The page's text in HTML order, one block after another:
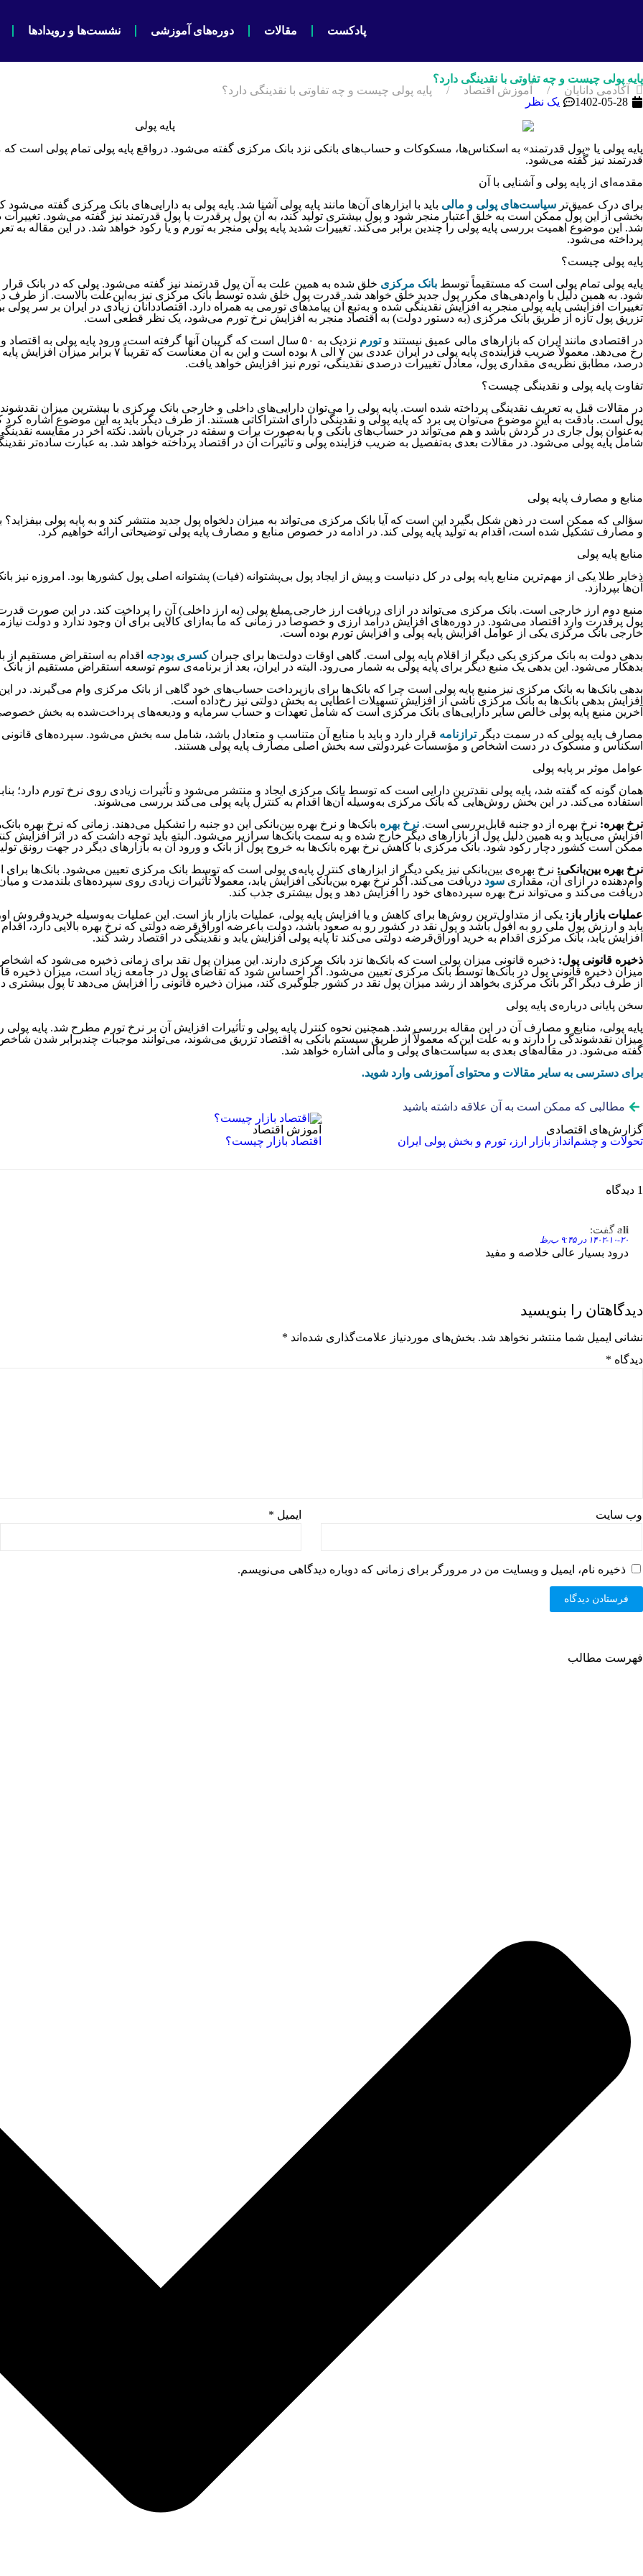
پادکست مقالات دوره‌های آموزشی نشست‌ها و رویدادها
پایه پولی چیست و چه تفاوتی با نقدینگی دارد؟
آکادمی دانایان آموزش اقتصاد
پایه پولی چیست و چه تفاوتی با نقدینگی دارد؟
1402-05-28
یک نظر
پایه پولی یا «پول قدرتمند» به اسکناس‌ها، مسکوکات و حساب‌های بانکی نزد بانک مرکزی گفته می‌شود. درواقع پایه پولی تمام پولی
قدرتمند نیز گفته می‌شود.
مقدمه‌‌‌‌‌‌ای از پایه پولی و آشنایی با آن
برای درک عمیق‌تر سیاست‌های پولی و مالی باید با ابزارهای آن‌ها مانند پایه پولی آشنا شد. پایه پولی به دارایی‌های بانک مرکزی گفته
بخشی از این پول ممکن است به خلق اعتبار منجر شود و پول بیشتری تولید کند، به آن پول پرقدرت یا پول قدرتمند نیز گفته می‌شود. تغییرات
شد. این موضوع اهمیت بررسی پایه پولی را چندین برابر می‌کند. تغییرات شدید پایه پولی منجر به تورم و یا رکود خواهد شد. در این مقاله
پرداخته می‌شود.
پایه پولی چیست؟
پایه پولی تمام پولی است که مستقیماً توسط بانک مرکزی خلق شده به همین علت به آن پول قدرتمند نیز گفته می‌شود. پولی که در بانک قرار
شود. به همین دلیل با وام‌‌‌‌‌‌دهی‌‌‌‌‌‌های مکرر پول جدید خلق خواهد شد. قدرت پول خلق شده توسط بانک مرکزی نیز به‌این‌علت بالاست. از طرف
تغییرات افزایشی پایه پولی منجر به افزایش نقدینگی شده و به‌تبع آن پیامدهای تورمی به همراه دارد. اقتصاددانان زیادی در ایران بر سر
تزریق پول تازه از طریق بانک مرکزی (به دستور دولت) به اقتصاد منجر به افزایش نرخ تورم می‌شود، یک نظر قطعی است.
در اقتصادی مانند ایران که بازارهای مالی عمیق نیستند وتورم
نزدیک به ۵۰ سال است که گریبان آنها گرفته است، ورود پایه پولی به
رخ می‌دهد. معمولاً ضریب فزاینده‌‌‌‌‌‌ی پایه پولی در
درصد، مطابق نظریه‌‌‌‌‌‌ی مقداری پول، معادل تغییرات درصدی نقدینگی، تورم نیز افزایش خواهد یافت.
تفاوت پایه پولی و نقدینگی چیست؟
در مقالات قبل به تعریف نقدینگی پرداخته شده است. پایه پولی را می‌توان دارایی‌های داخلی و خارجی بانک مرکزی با بیشترین میزان
پول است. بادقت به این موضوع می‌توان پی برد که پایه پولی و نقدینگی دارای اشتراکاتی هستند. از طرف دیگر باید به این موضوع اشاره کرد
به‌عنوان پول جاری در گردش باشد و هم می‌تواند در حساب‌های بانکی و یا به‌صورت برات و سفته در جریان باشد. نکته آخر در مقایسه نقدینگی
شامل پایه پولی می‌شود. در مقالات بعدی به‌تفصیل به ضریب فزاینده پولی و تأثیرات آن در اقتصاد پرداخته خواهد شد. به عبارت ساده‌‌‌‌‌‌تر
منابع و مصارف پایه پولی
سؤالی که ممکن است در ذهن شکل بگیرد این است که آیا بانک مرکزی می‌تواند به میزان دلخواه پول جدید منتشر کند و به پایه پولی
و مصارف تشکیل شده است، اقدام به تولید پایه پولی کند. در ادامه در خصوص منابع و مصارف پایه پولی توضیحاتی ارائه خواهیم کرد.
منابع پایه پولی
ذخایر طلا یکی از مهم‌ترین منابع پایه پولی در کل دنیاست و پیش از ایجاد پول بی‌پشتوانه (فیات) پشتوانه اصلی پول کشورها بود. امروزه نیز
آن‌ها بپردازد.
منبع دوم ارز خارجی است. بانک مرکزی می‌تواند در ازای دریافت ارز خارجی مبلغ پولی (به ارز داخلی) آن را پرداخت کند. در این صورت
پول پرقدرت وارد اقتصاد می‌شود. در دوره‌‌‌‌‌‌های افزایش درآمد ارزی و خصوصاً در زمانی که ما به‌ازای کالایی برای آن وجود ندارد و دولت
خارجی بانک مرکزی یکی از عوامل افزایش پایه پولی و افزایش تورم بوده است.
بدهی دولت به بانک مرکزی یکی دیگر از اقلام پایه پولی است. گاهی اوقات دولت‌‌‌‌‌‌ها برای جبرانکسری بودجه اقدام به استقراض مستقیم
بدهکار می‌شود. این بدهی یک منبع دیگر برای پایه پولی به شمار می‌رود. البته در ایران، بعد از برنامه‌‌‌‌‌‌ی سوم توسعه استقراض مستقیم
بدهی بانک‌ها به بانک مرکزی نیز منبع پایه پولی است چرا که بانک‌ها برای بازپرداخت حساب‌های خود گاهی از بانک مرکزی وام می‌گیرند.
افزایش بدهی بانک‌‌‌‌‌‌ها به بانک مرکزی ناشی از افزایش تسهیلات اعطایی به بخش دولتی نیز رخ‌داده است.
آخرین منبع پایه پولی خالص سایر دارایی‌های بانک مرکزی است که شامل تعهدات و حساب سرمایه و ودیعه‌های پرداخت‌شده به بخش
مصارف پایه پولی که در سمت دیگرترازنامه قرار دارد و باید با منابع آن متناسب و متعادل باشد، شامل سه بخش می‌شود. سپرده‌های
اسکناس و مسکوک در دست اشخاص و مؤسسات غیردولتی سه بخش اصلی مصارف پایه پولی هستند.
عوامل موثر بر پایه پولی
همان گونه که گفته شد، پایه پولی نقدترین دارایی است که توسط بانک مرکزی ایجاد و منتشر می‌شود و تأثیرات زیادی روی نرخ تورم دارد؛
استفاده می‌کند. در این بخش روش‌هایی که بانک مرکزی به‌وسیله آن‌ها اقدام به کنترل پایه پولی می‌کند بررسی می‌شوند.
نرخ بهره: نرخ بهره از دو جنبه قابل‌بررسی است. نرخ بهره بانک‌ها و نرخ بهره بین‌بانکی این دو جنبه را تشکیل می‌‌‌‌‌‌دهند. زمانی که نرخ بهره
افزایش می‌یابد و به همین دلیل پول از بازارهای دیگر خارج شده و به سمت بانک‌ها سرازیر می‌شود. البته باید توجه داشت که در اثر افزایش
ممکن است کشور دچار رکود شود. بانک مرکزی با کاهش نرخ بهره بانک‌ها به خروج پول از بانک و ورود آن به بازارهای دیگر در جهت رونق
نرخ بهره بین‌بانکی: نرخ بهره‌‌‌‌‌‌ی بین‌بانکی نیز یکی دیگر از ابزارهای کنترل پایه‌‌‌‌‌‌ی پولی است که توسط بانک مرکزی تعیین می‌شود. بانک‌ها
وام‌دهنده در ازای آن، مقداری سود دریافت می‌کند. اگر نرخ بهره بین‌بانکی افزایش یابد، معمولاً تأثیرات زیادی روی سپرده‌های بلندمدت و
دریافت می‌کند و می‌تواند نرخ بهره سپرده‌های خود را افزایش دهد و پول بیشتری جذب کند.
عملیات بازار باز: یکی از متداول‌ترین روش‌ها برای کاهش و یا افزایش پایه پولی، عملیات بازار باز است. این عملیات به‌وسیله
یابد و ارزش پول ملی رو به افول باشد و پول نقد در کشور رو به صعود باشد، دولت باعرضه اوراق‌قرضه دولتی که نرخ بهره بالایی دارد،
افزایش یابد، بانک مرکزی اقدام به خرید اوراق‌قرضه دولتی می‌کند تا پایه پولی افزایش یابد و نقدینگی در اقتصاد رشد کند.
ذخیره قانونی پول: ذخیره قانونی میزان پولی است که بانک‌ها نزد بانک مرکزی دارند. این میزان پول نقد برای زمانی ذخیره می‌شود که
میزان ذخیره قانونی پول در بانک‌ها توسط بانک مرکزی تعیین می‌شود. اگر احساس شود که تقاضای پول در جامعه زیاد است، میزان ذخیره
از طرف دیگر اگر بانک مرکزی بخواهد از رشد میزان پول نقد در کشور جلوگیری کند، میزان ذخیره قانونی را افزایش می‌دهد تا پول بیشتری
سخن پایانی درباره‌‌‌‌‌‌ی پایه پولی
پایه پولی، منابع و مصارف آن در این مقاله بررسی شد. همچنین نحوه کنترل پایه پولی و تأثیرات افزایش آن بر نرخ تورم مطرح شد. پایه
میزان نقدشوندگی را دارند و به علت این‌که معمولاً از طریق سیستم بانکی به اقتصاد تزریق می‌شوند، می‌توانند موجبات چندبرابر شدن
گفته می‌شود. در مقاله‌های بعدی به سیاست‌های پولی و مالی اشاره خواهد شد.
برای دسترسی به سایر مقالات و محتوای آموزشی وارد شوید.
مطالبی که ممکن است به آن علاقه داشته باشید
گزارش‌های اقتصادی
تحولات و چشم‌انداز بازار ارز، تورم و بخش پولی ایران
آموزش اقتصاد
اقتصاد بازار چیست؟
1 دیدگاه
ali گفت:
۱۴۰۲-۱۰-۲۰ در ۹:۴۵ ب٫ظ
درود بسیار عالی خلاصه و مفید
Reply
دیدگاهتان را بنویسید
نشانی ایمیل شما منتشر نخواهد شد. بخش‌های موردنیاز علامت‌گذاری شده‌اند *
دیدگاه *
ایمیل * وب‌ سایت
ذخیره نام، ایمیل و وبسایت من در مرورگر برای زمانی که دوباره دیدگاهی می‌نویسم.
فهرست مطالب